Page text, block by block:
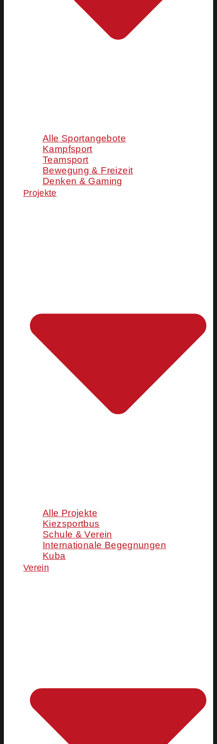
Alle Sportangebote
Kampfsport
Teamsport
Bewegung & Freizeit
Denken & Gaming
Projekte
Alle Projekte
Kiezsportbus
Schule & Verein
Internationale Begegnungen
Kuba
Verein